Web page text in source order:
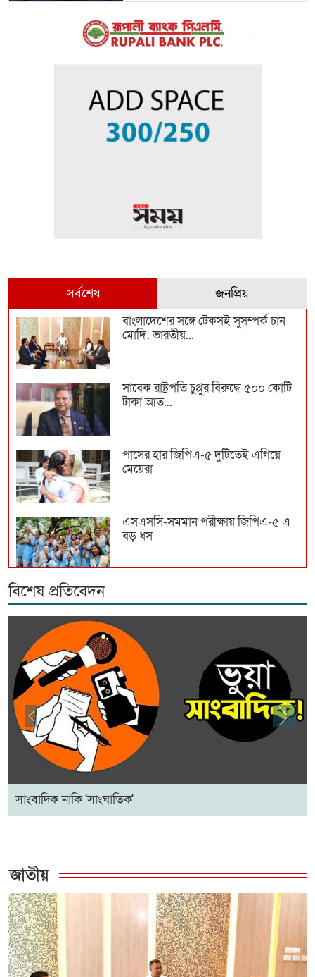
সর্বশেষ
জনপ্রিয়
বাংলাদেশের সঙ্গে টেকসই সুসম্পর্ক চান
মোদি: ভারতীয়...
সাবেক রাষ্ট্রপতি চুপ্পুর বিরুদ্ধে ৫০০ কোটি
টাকা আত...
পাসের হার জিপিএ-৫ দুটিতেই এগিয়ে
মেয়েরা
এসএসসি-সমমান পরীক্ষায় জিপিএ-৫ এ
বড় ধস
ঘনিষ্ঠ দৃশ্য নিয়ে তীব্র বিতর্ক, কিয়ারার
পাশে স্বাম...
রাশিয়ায় নতুন ৫০ হাজার সেনা পাঠাচ্ছে
উত্তর কোরিয়া,...
রিয়াল মাদ্রিদে কড়া নিয়ম চালু মরিনিয়োর
পাসের হার ৬২.২৫ শ...
গাজা নিয়ে ট্রাম্পের ১৫ দফা পরিকল্পনা
প্রত্যাখ্যান...
বিশেষ প্রতিবেদন
সাংবাদিক নাকি 'সাংঘাতিক'
Previous Next
জাতীয়